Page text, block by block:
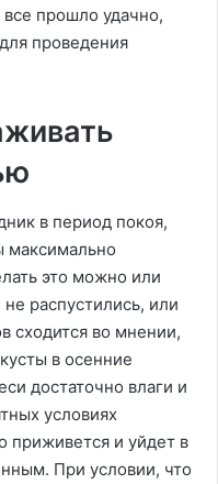
прошло удачно,
проведения
в период покоя,
максимально
это можно или
распустились, или
сходится во мнении,
в осенние
достаточно влаги и
условиях
приживется и уйдет в
При условии, что